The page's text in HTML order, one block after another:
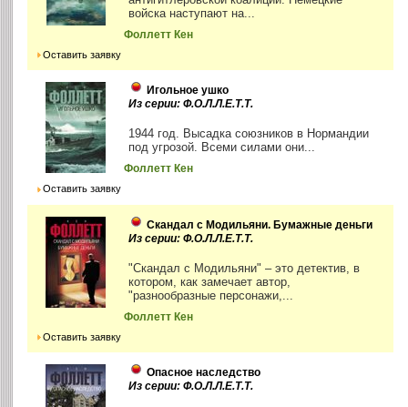
войска наступают на...
Фоллетт Кен
Оставить заявку
Игольное ушко
Из серии: Ф.О.Л.Л.Е.Т.Т.
1944 год. Высадка союзников в Нормандии
под угрозой. Всеми силами они...
Фоллетт Кен
Оставить заявку
Скандал с Модильяни. Бумажные деньги
Из серии: Ф.О.Л.Л.Е.Т.Т.
"Скандал с Модильяни" – это детектив, в
котором, как замечает автор,
"разнообразные персонажи,...
Фоллетт Кен
Оставить заявку
Опасное наследство
Из серии: Ф.О.Л.Л.Е.Т.Т.